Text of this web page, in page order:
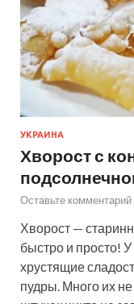
УКРАИНА
Хворост с
Оставьте комментарий
Хворост —
быстро и просто!
хрустящие
пудры. Много их